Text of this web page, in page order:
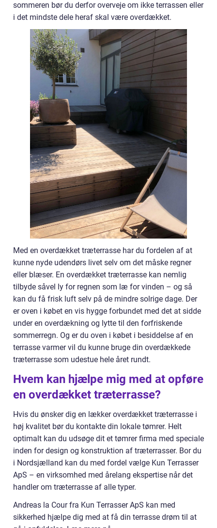
sommeren bør du derfor overveje om ikke terrassen eller
i det mindste dele heraf skal være overdækket.
Med en overdækket træterrasse har du fordelen af at
kunne nyde udendørs livet selv om det måske regner
eller blæser. En overdækket træterrasse kan nemlig
tilbyde såvel ly for regnen som læ for vinden – og så
kan du få frisk luft selv på de mindre solrige dage. Der
er oven i købet en vis hygge forbundet med det at sidde
under en overdækning og lytte til den forfriskende
sommerregn. Og er du oven i købet i besiddelse af en
terrasse varmer vil du kunne bruge din overdækkede
træterrasse som udestue hele året rundt.
Hvem kan hjælpe mig med at opføre
en overdækket træterrasse?
Hvis du ønsker dig en lækker overdækket træterrasse i
høj kvalitet bør du kontakte din lokale tømrer. Helt
optimalt kan du udsøge dit et tømrer firma med speciale
inden for design og konstruktion af træterrasser. Bor du
i Nordsjælland kan du med fordel vælge Kun Terrasser
ApS – en virksomhed med årelang ekspertise når det
handler om træterrasse af alle typer.
Andreas la Cour fra Kun Terrasser ApS kan med
sikkerhed hjælpe dig med at få din terrasse drøm til at